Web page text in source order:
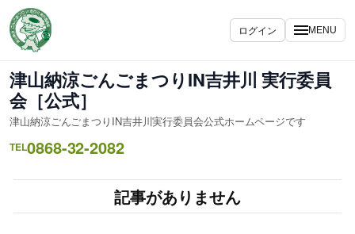
容
を
ス
キ
ッ
プ
ログイン MENU
津山納涼ごんごまつりIN吉井川 実行委員
会［公式］
津山納涼ごんごまつりIN吉井川実行委員会公式ホームページです
TEL0868-32-2082
記事がありません